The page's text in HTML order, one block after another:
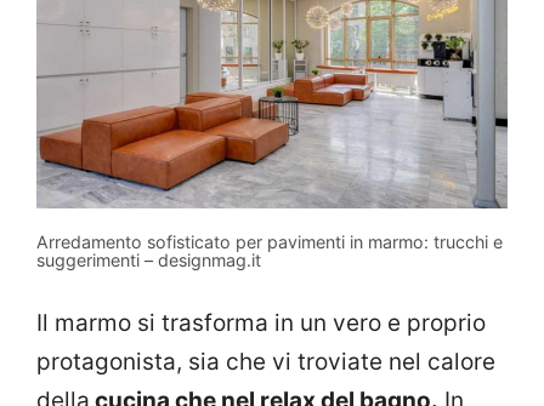
Arredamento sofisticato per pavimenti in marmo: trucchi e
suggerimenti – designmag.it
Il marmo si trasforma in un vero e proprio
protagonista, sia che vi troviate nel calore
della cucina che nel relax del bagno. In